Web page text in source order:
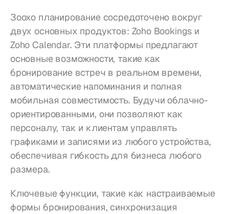
Зоохо планирование сосредоточено вокруг
двух основных продуктов: Zoho Bookings и
Zoho Calendar. Эти платформы предлагают
основные возможности, такие как
бронирование встреч в реальном времени,
автоматические напоминания и полная
мобильная совместимость. Будучи облачно-
ориентированными, они позволяют как
персоналу, так и клиентам управлять
графиками и записями из любого устройства,
обеспечивая гибкость для бизнеса любого
размера.
Ключевые функции, такие как настраиваемые
формы бронирования, синхронизация